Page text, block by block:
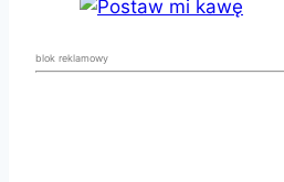
blok reklamowy